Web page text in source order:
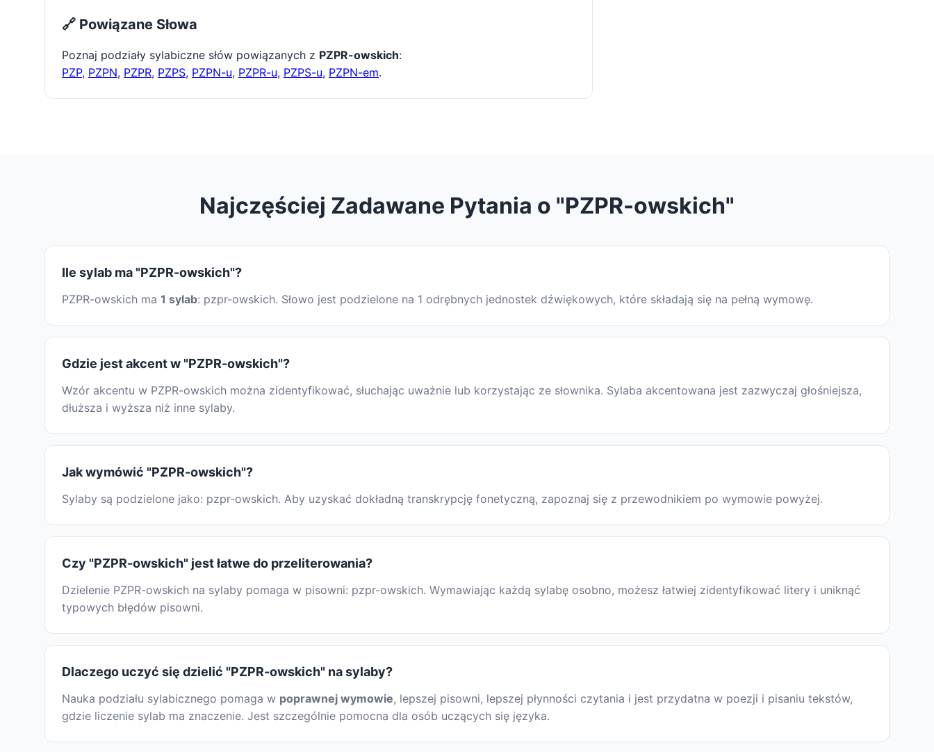
🔗 Powiązane Słowa
Poznaj podziały sylabiczne słów powiązanych z PZPR-owskich:
PZP, PZPN, PZPR, PZPS, PZPN-u, PZPR-u, PZPS-u, PZPN-em.
Najczęściej Zadawane Pytania o "PZPR-owskich"
Ile sylab ma "PZPR-owskich"?
PZPR-owskich ma 1 sylab: pzpr-owskich. Słowo jest podzielone na 1 odrębnych jednostek dźwiękowych, które składają się na pełną wymowę.
Gdzie jest akcent w "PZPR-owskich"?
Wzór akcentu w PZPR-owskich można zidentyfikować, słuchając uważnie lub korzystając ze słownika. Sylaba akcentowana jest zazwyczaj głośniejsza,
dłuższa i wyższa niż inne sylaby.
Jak wymówić "PZPR-owskich"?
Sylaby są podzielone jako: pzpr-owskich. Aby uzyskać dokładną transkrypcję fonetyczną, zapoznaj się z przewodnikiem po wymowie powyżej.
Czy "PZPR-owskich" jest łatwe do przeliterowania?
Dzielenie PZPR-owskich na sylaby pomaga w pisowni: pzpr-owskich. Wymawiając każdą sylabę osobno, możesz łatwiej zidentyfikować litery i uniknąć
typowych błędów pisowni.
Dlaczego uczyć się dzielić "PZPR-owskich" na sylaby?
Nauka podziału sylabicznego pomaga w poprawnej wymowie, lepszej pisowni, lepszej płynności czytania i jest przydatna w poezji i pisaniu tekstów,
gdzie liczenie sylab ma znaczenie. Jest szczególnie pomocna dla osób uczących się języka.